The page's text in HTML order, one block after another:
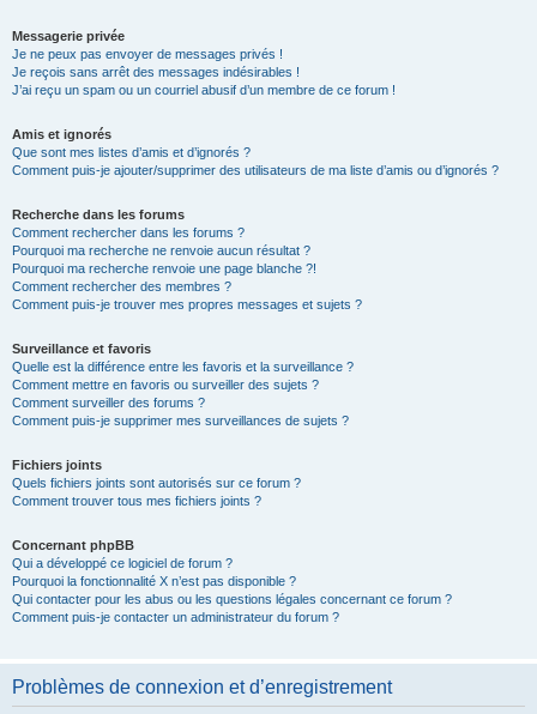
Messagerie privée
Je ne peux pas envoyer de messages privés !
Je reçois sans arrêt des messages indésirables !
J’ai reçu un spam ou un courriel abusif d’un membre de ce forum !
Amis et ignorés
Que sont mes listes d’amis et d’ignorés ?
Comment puis-je ajouter/supprimer des utilisateurs de ma liste d’amis ou d’ignorés ?
Recherche dans les forums
Comment rechercher dans les forums ?
Pourquoi ma recherche ne renvoie aucun résultat ?
Pourquoi ma recherche renvoie une page blanche ?!
Comment rechercher des membres ?
Comment puis-je trouver mes propres messages et sujets ?
Surveillance et favoris
Quelle est la différence entre les favoris et la surveillance ?
Comment mettre en favoris ou surveiller des sujets ?
Comment surveiller des forums ?
Comment puis-je supprimer mes surveillances de sujets ?
Fichiers joints
Quels fichiers joints sont autorisés sur ce forum ?
Comment trouver tous mes fichiers joints ?
Concernant phpBB
Qui a développé ce logiciel de forum ?
Pourquoi la fonctionnalité X n’est pas disponible ?
Qui contacter pour les abus ou les questions légales concernant ce forum ?
Comment puis-je contacter un administrateur du forum ?
Problèmes de connexion et d’enregistrement